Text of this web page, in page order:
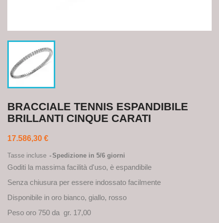
BRACCIALE TENNIS ESPANDIBILE
BRILLANTI CINQUE CARATI
17.586,30 €
Tasse incluse Spedizione in 5/6 giorni
Goditi la massima facilità d'uso, è espandibile
Senza chiusura per essere indossato facilmente
Disponibile in oro bianco, giallo, rosso
Peso oro 750 da gr. 17,00